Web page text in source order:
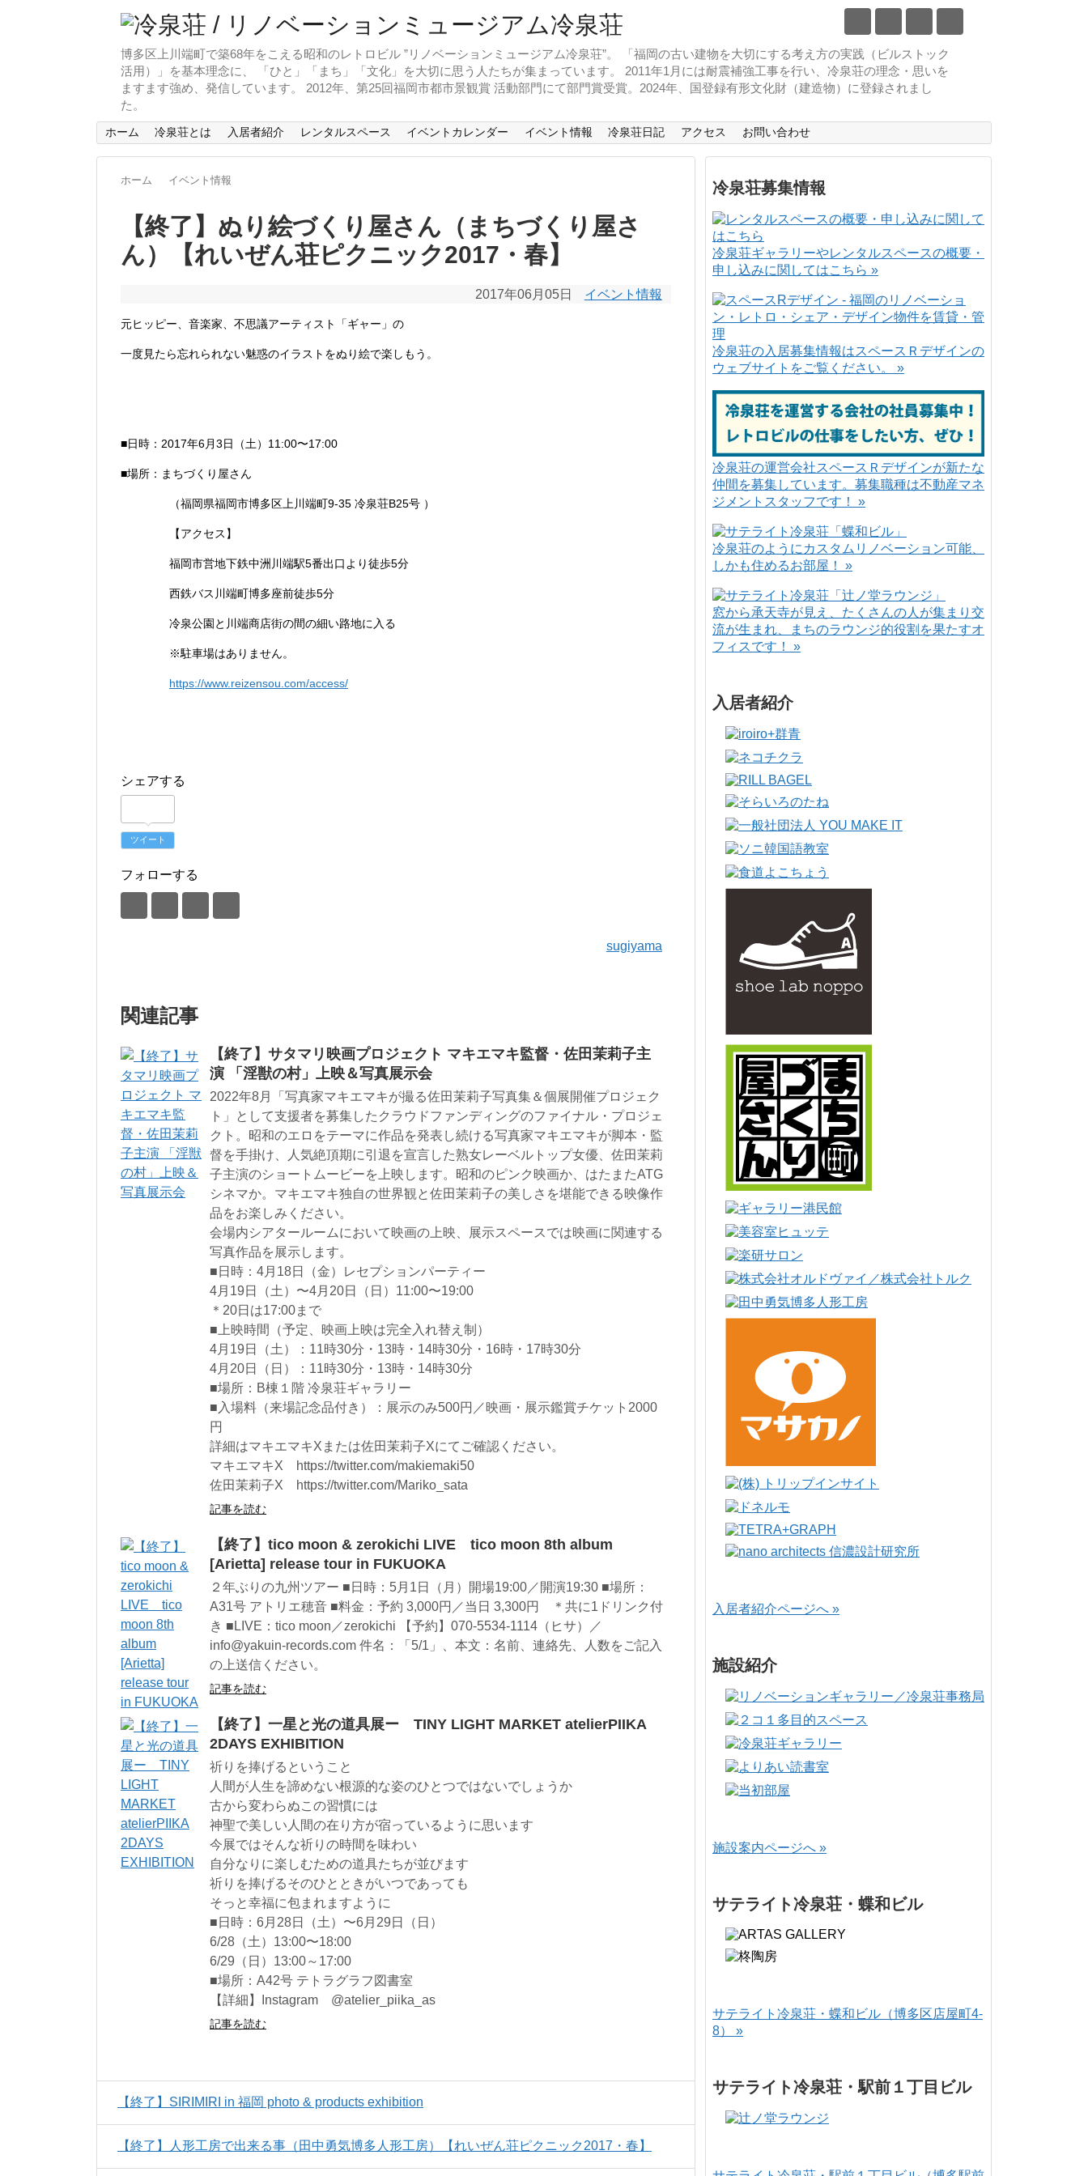
博多区上川端町で築68年をこえる昭和のレトロビル ”リノベーションミュージアム冷泉荘”。 「福岡の古い建物を大切にする考え方の実践（ビルストック
活用）」を基本理念に、 「ひと」「まち」「文化」を大切に思う人たちが集まっています。 2011年1月には耐震補強工事を行い、冷泉荘の理念・思いを
ますます強め、発信しています。 2012年、第25回福岡市都市景観賞 活動部門にて部門賞受賞。2024年、国登録有形文化財（建造物）に登録されまし
た。
ホーム 冷泉荘とは 入居者紹介 レンタルスペース イベントカレンダー イベント情報 冷泉荘日記 アクセス お問い合わせ
ホーム イベント情報
【終了】ぬり絵づくり屋さん（まちづくり屋さ
ん）【れいぜん荘ピクニック2017・春】
2017年06月05日 イベント情報
元ヒッピー、音楽家、不思議アーティスト「ギャー」の
一度見たら忘れられない魅惑のイラストをぬり絵で楽しもう。
■日時：2017年6月3日（土）11:00〜17:00
■場所：まちづくり屋さん
（福岡県福岡市博多区上川端町9-35 冷泉荘B25号 ）
【アクセス】
福岡市営地下鉄中洲川端駅5番出口より徒歩5分
西鉄バス川端町博多座前徒歩5分
冷泉公園と川端商店街の間の細い路地に入る
※駐車場はありません。
https://www.reizensou.com/access/
シェアする
ツイート
フォローする
sugiyama
関連記事
【終了】サタマリ映画プロジェクト マキエマキ監督・佐田茉莉子主
演 「淫獣の村」上映＆写真展示会
2022年8月「写真家マキエマキが撮る佐田茉莉子写真集＆個展開催プロジェク
ト」として支援者を募集したクラウドファンディングのファイナル・プロジェ
クト。昭和のエロをテーマに作品を発表し続ける写真家マキエマキが脚本・監
督を手掛け、人気絶頂期に引退を宣言した熟女レーベルトップ女優、佐田茉莉
子主演のショートムービーを上映します。昭和のピンク映画か、はたまたATG
シネマか。マキエマキ独自の世界観と佐田茉莉子の美しさを堪能できる映像作
品をお楽しみください。
会場内シアタールームにおいて映画の上映、展示スペースでは映画に関連する
写真作品を展示します。
■日時：4月18日（金）レセプションパーティー
4月19日（土）〜4月20日（日）11:00〜19:00
＊20日は17:00まで
■上映時間（予定、映画上映は完全入れ替え制）
4月19日（土）：11時30分・13時・14時30分・16時・17時30分
4月20日（日）：11時30分・13時・14時30分
■場所：B棟１階 冷泉荘ギャラリー
■入場料（来場記念品付き）：展示のみ500円／映画・展示鑑賞チケット2000
円
詳細はマキエマキXまたは佐田茉莉子Xにてご確認ください。
マキエマキX https://twitter.com/makiemaki50
佐田茉莉子X https://twitter.com/Mariko_sata
記事を読む
【終了】tico moon & zerokichi LIVE tico moon 8th album
[Arietta] release tour in FUKUOKA
２年ぶりの九州ツアー ■日時：5月1日（月）開場19:00／開演19:30 ■場所：
A31号 アトリエ穂音 ■料金：予約 3,000円／当日 3,300円 ＊共に1ドリンク付
き ■LIVE：tico moon／zerokichi 【予約】070-5534-1114（ヒサ）／
info@yakuin-records.com 件名：「5/1」、本文：名前、連絡先、人数をご記入
の上送信ください。
記事を読む
【終了】一星と光の道具展ー TINY LIGHT MARKET atelierPIIKA
2DAYS EXHIBITION
祈りを捧げるということ
人間が人生を諦めない根源的な姿のひとつではないでしょうか
古から変わらぬこの習慣には
神聖で美しい人間の在り方が宿っているように思います
今展ではそんな祈りの時間を味わい
自分なりに楽しむための道具たちが並びます
祈りを捧げるそのひとときがいつであっても
そっと幸福に包まれますように
■日時：6月28日（土）〜6月29日（日）
6/28（土）13:00〜18:00
6/29（日）13:00～17:00
■場所：A42号 テトラグラフ図書室
【詳細】Instagram @atelier_piika_as
記事を読む
【終了】SIRIMIRI in 福岡 photo & products exhibition
【終了】人形工房で出来る事（田中勇気博多人形工房）【れいぜん荘ピクニック2017・春】
冷泉荘募集情報
冷泉荘ギャラリーやレンタルスペースの概要・
申し込みに関してはこちら »
冷泉荘の入居募集情報はスペースＲデザインの
ウェブサイトをご覧ください。 »
冷泉荘の運営会社スペースＲデザインが新たな
仲間を募集しています。募集職種は不動産マネ
ジメントスタッフです！ »
冷泉荘のようにカスタムリノベーション可能、
しかも住めるお部屋！ »
窓から承天寺が見え、たくさんの人が集まり交
流が生まれ、まちのラウンジ的役割を果たすオ
フィスです！ »
入居者紹介
入居者紹介ページへ »
施設紹介
施設案内ページへ »
サテライト冷泉荘・蝶和ビル
サテライト冷泉荘・蝶和ビル（博多区店屋町4-
8） »
サテライト冷泉荘・駅前１丁目ビル